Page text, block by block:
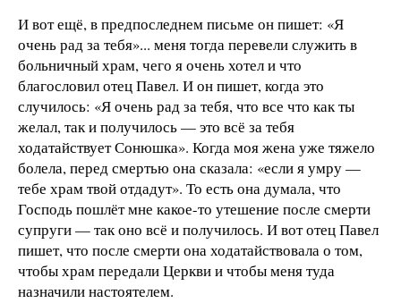
И вот ещё, в предпоследнем письме он пишет: «Я
очень рад за тебя»... меня тогда перевели служить в
больничный храм, чего я очень хотел и что
благословил отец Павел. И он пишет, когда это
случилось: «Я очень рад за тебя, что все что как ты
желал, так и получилось — это всё за тебя
ходатайствует Сонюшка». Когда моя жена уже тяжело
болела, перед смертью она сказала: «если я умру —
тебе храм твой отдадут». То есть она думала, что
Господь пошлёт мне какое-то утешение после смерти
супруги — так оно всё и получилось. И вот отец Павел
пишет, что после смерти она ходатайствовала о том,
чтобы храм передали Церкви и чтобы меня туда
назначили настоятелем.